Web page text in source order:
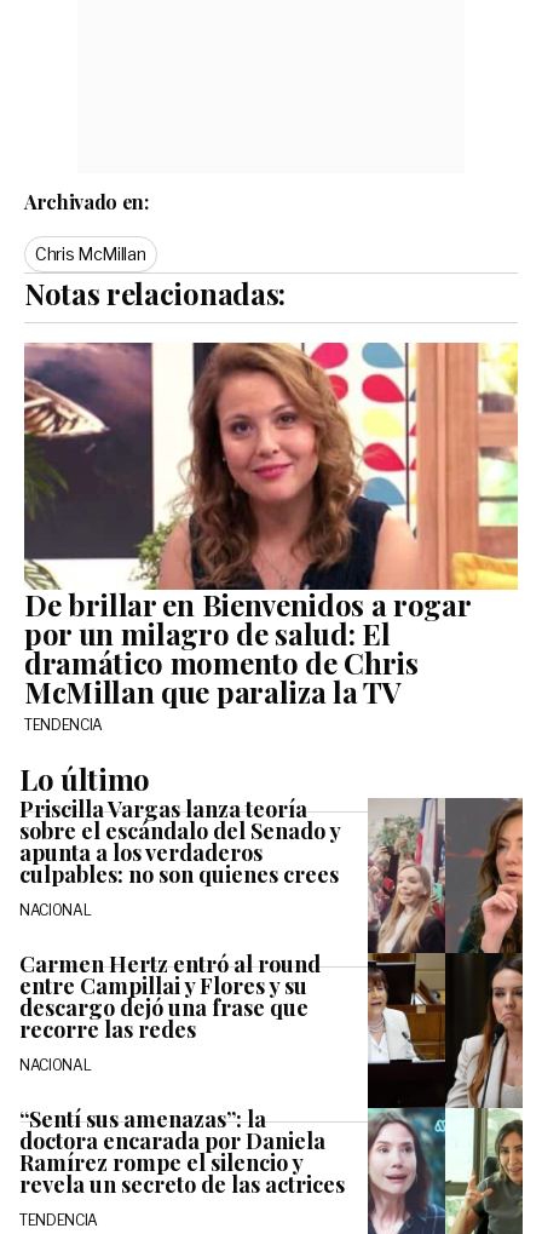
Archivado en:
Chris McMillan
Notas relacionadas:
De brillar en Bienvenidos a rogar
por un milagro de salud: El
dramático momento de Chris
McMillan que paraliza la TV
TENDENCIA
Lo último
Priscilla Vargas lanza teoría
sobre el escándalo del Senado y
apunta a los verdaderos
culpables: no son quienes crees
NACIONAL
Carmen Hertz entró al round
entre Campillai y Flores y su
descargo dejó una frase que
recorre las redes
NACIONAL
“Sentí sus amenazas”: la
doctora encarada por Daniela
Ramírez rompe el silencio y
revela un secreto de las actrices
TENDENCIA